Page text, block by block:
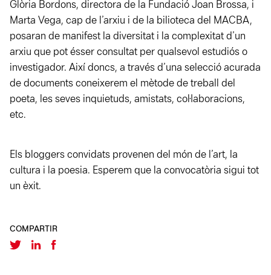
COMPARTIR
Glòria Bordons, directora de la Fundació Joan Brossa, i
Marta Vega, cap de l’arxiu i de la bilioteca del MACBA,
posaran de manifest la diversitat i la complexitat d’un
arxiu que pot ésser consultat per qualsevol estudiós o
investigador. Així doncs, a través d’una selecció acurada
de documents coneixerem el mètode de treball del
poeta, les seves inquietuds, amistats, col·laboracions,
etc.
Els bloggers convidats provenen del món de l’art, la
cultura i la poesia. Esperem que la convocatòria sigui tot
un èxit.